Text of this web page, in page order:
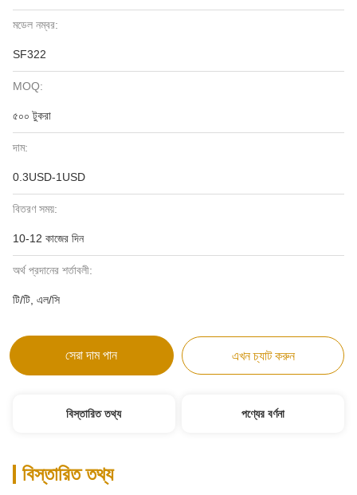
মডেল নম্বর:
SF322
MOQ:
৫০০ টুকরা
দাম:
0.3USD-1USD
বিতরণ সময়:
10-12 কাজের দিন
অর্থ প্রদানের শর্তাবলী:
টি/টি, এল/সি
সেরা দাম পান এখন চ্যাট করুন
বিস্তারিত তথ্য পণ্যের বর্ণনা
বিস্তারিত তথ্য